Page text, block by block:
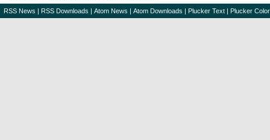
RSS News | RSS Downloads | Atom News | Atom Downloads | Plucker Text | Plucker Color